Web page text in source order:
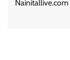
Nainitallive.com